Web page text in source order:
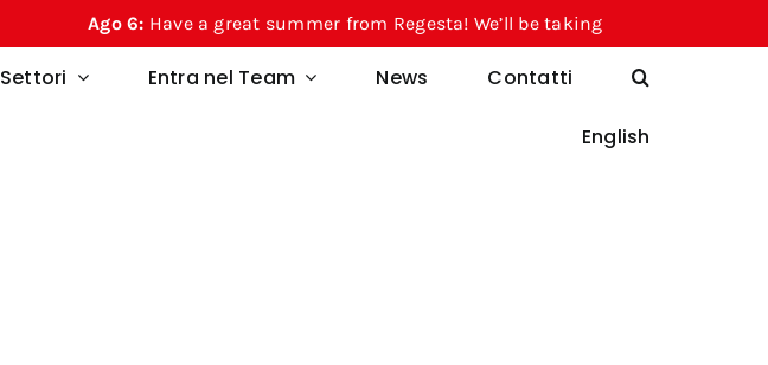
Have a great summer from Regesta! We’ll be taking a break from August 10
Settori Entra nel Team News Contatti
English